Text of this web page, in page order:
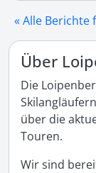
« Alle Berichte
Über
Die
über die
Touren.
Wir sind